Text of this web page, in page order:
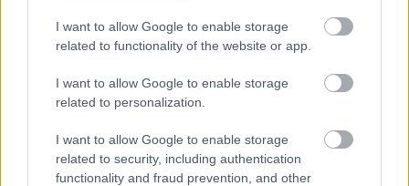
I want to allow Google to enable storage
related to functionality of the website or app.
I want to allow Google to enable storage
related to personalization.
I want to allow Google to enable storage
related to security, including authentication
functionality and fraud prevention, and other
Μάθε πρώτος όλες τις σημαντικές
ειδήσεις.
Βάλε το proson.gr στα αποτελέσματα
αναζήτησης της Google